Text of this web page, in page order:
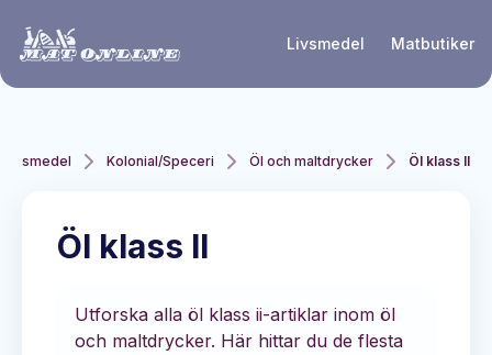
Livsmedel Matbutiker
Livsmedel Kolonial/Speceri Öl och maltdrycker Öl klass II
Öl klass II
Utforska alla öl klass ii-artiklar inom öl
och maltdrycker. Här hittar du de flesta